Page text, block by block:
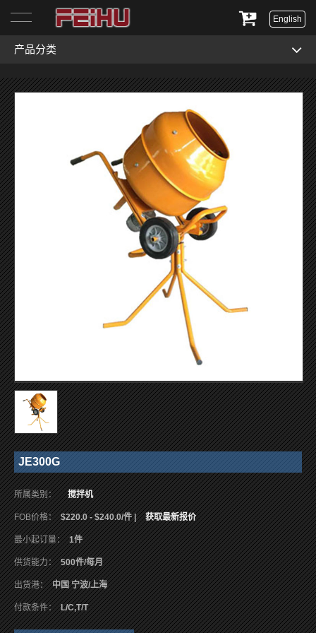
English
产品分类
JE300G
所属类别： 搅拌机
FOB价格： $220.0 - $240.0/件 | 获取最新报价
最小起订量： 1件
供货能力： 500件/每月
出货港： 中国 宁波/上海
付款条件： L/C,T/T
首页
关于我们
服务与支持